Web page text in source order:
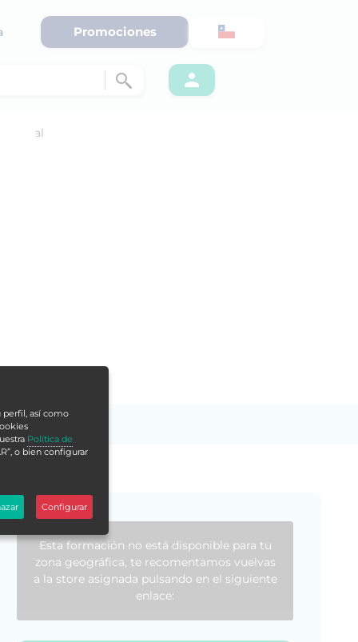
Promociones
Esta formación no está disponible para tu
zona geográfica, te recomentamos vuelvas
a la store asignada pulsando en el siguiente
enlace:
perfil, así como
Política de
o bien configurar
Configurar